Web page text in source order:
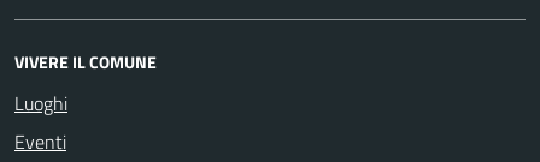
VIVERE IL COMUNE
Luoghi
Eventi